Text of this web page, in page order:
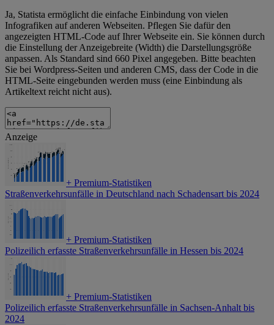
Ja, Statista ermöglicht die einfache Einbindung von vielen
Infografiken auf anderen Webseiten. Pflegen Sie dafür den
angezeigten HTML-Code auf Ihrer Webseite ein. Sie können durch
die Einstellung der Anzeigebreite (Width) die Darstellungsgröße
anpassen. Als Standard sind 660 Pixel angegeben. Bitte beachten
Sie bei Wordpress-Seiten und anderen CMS, dass der Code in die
HTML-Seite eingebunden werden muss (eine Einbindung als
Artikeltext reicht nicht aus).
Anzeige
+ Premium-Statistiken
Straßenverkehrsunfälle in Deutschland nach Schadensart bis 2024
+ Premium-Statistiken
Polizeilich erfasste Straßenverkehrsunfälle in Hessen bis 2024
+ Premium-Statistiken
Polizeilich erfasste Straßenverkehrsunfälle in Sachsen-Anhalt bis
2024